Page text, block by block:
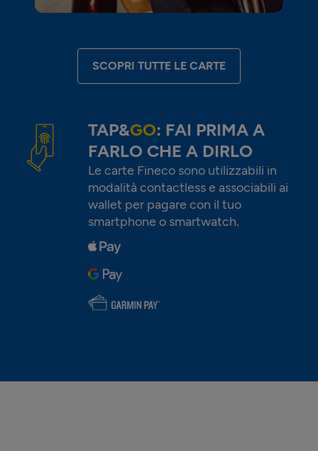
SCOPRI TUTTE LE CARTE
TAP&GO: FAI PRIMA A
FARLO CHE A DIRLO
Le carte Fineco sono utilizzabili in
modalità contactless e associabili ai
wallet per pagare con il tuo
smartphone o smartwatch.